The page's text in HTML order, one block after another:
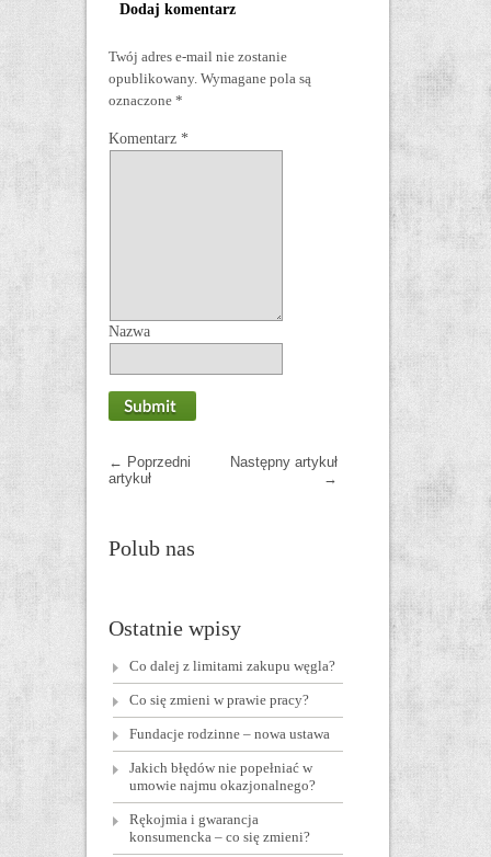
Dodaj komentarz
Twój adres e-mail nie zostanie
opublikowany. Wymagane pola są
oznaczone *
Komentarz *
Nazwa
← Poprzedni
artykuł
Następny artykuł
→
Polub nas
Ostatnie wpisy
Co dalej z limitami zakupu węgla?
Co się zmieni w prawie pracy?
Fundacje rodzinne – nowa ustawa
Jakich błędów nie popełniać w
umowie najmu okazjonalnego?
Rękojmia i gwarancja
konsumencka – co się zmieni?